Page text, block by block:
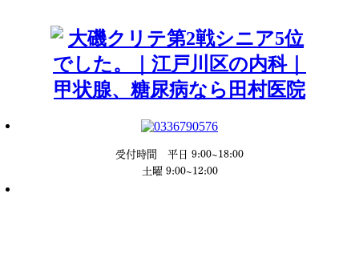
受付時間 平日 9:00~18:00
土曜 9:00~12:00